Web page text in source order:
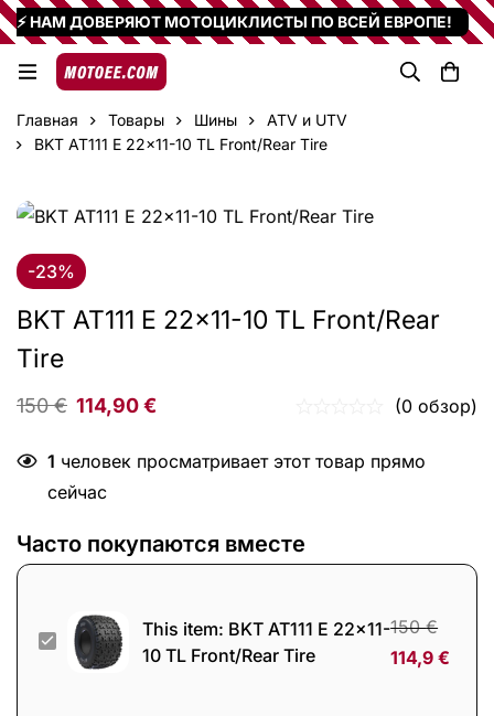
⚡ НАМ ДОВЕРЯЮТ МОТОЦИКЛИСТЫ ПО ВСЕЙ ЕВРОПЕ!
Главная Товары Шины
ATV и UTV
BKT AT111 E 22x11-10 TL Front/Rear Tire
-23%
BKT AT111 E 22×11-10 TL Front/Rear
Tire
150€ 114,90€ (0 обзор)
1 человек просматривает этот товар прямо
сейчас
Часто покупаются вместе
BKT
AT111
This item: BKT AT111 E 22x11-
10 TL Front/Rear Tire
150€
114,9€